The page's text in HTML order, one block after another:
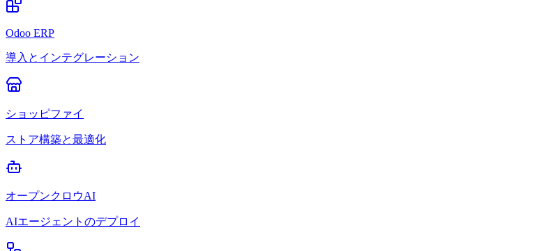
Odoo ERP
導入とインテグレーション
ショッピファイ
ストア構築と最適化
オープンクロウAI
AIエージェントのデプロイ